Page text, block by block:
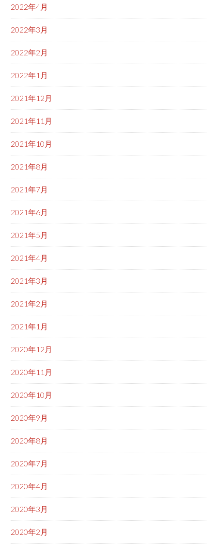
2022年4月
2022年3月
2022年2月
2022年1月
2021年12月
2021年11月
2021年10月
2021年8月
2021年7月
2021年6月
2021年5月
2021年4月
2021年3月
2021年2月
2021年1月
2020年12月
2020年11月
2020年10月
2020年9月
2020年8月
2020年7月
2020年4月
2020年3月
2020年2月